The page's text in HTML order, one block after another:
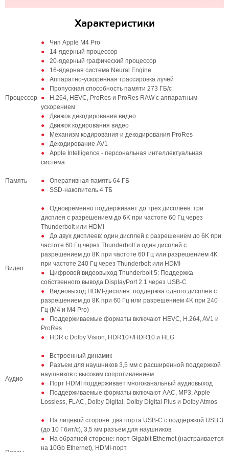
Характеристики
Процессор
Чип Apple M4 Pro
14-ядерный процессор
20-ядерный графический процессор
16‑ядерная система Neural Engine
Аппаратно-ускоренная трассировка лучей
Пропускная способность памяти 273 ГБ/с
H.264, HEVC, ProRes и ProRes RAW с аппаратным
ускорением
Движок декодирования видео
Движок кодирования видео
Механизм кодирования и декодирования ProRes
Декодирование AV1
Apple Intelligence - персональная интеллектуальная
система
Память
Оперативная память 64 ГБ
SSD‑накопитель 4 ТБ
Видео
Одновременно поддерживает до трех дисплеев: три
дисплея с разрешением до 6K при частоте 60 Гц через
Thunderbolt или HDMI
До двух дисплеев: один дисплей с разрешением до 6K при
частоте 60 Гц через Thunderbolt и один дисплей с
разрешением до 8K при частоте 60 Гц или разрешением 4K
при частоте 240 Гц через Thunderbolt или HDMI
Цифровой видеовыход Thunderbolt 5: Поддержка
собственного вывода DisplayPort 2.1 через USB‑C
Видеовыход HDMI-дисплея: поддержка одного дисплея с
разрешением до 8K при 60 Гц или разрешением 4K при 240
Гц (M4 и M4 Pro)
Поддерживаемые форматы включают HEVC, H.264, AV1 и
ProRes
HDR с Dolby Vision, HDR10+/HDR10 и HLG
Аудио
Встроенный динамик
Разъем для наушников 3,5 мм с расширенной поддержкой
наушников с высоким сопротивлением
Порт HDMI поддерживает многоканальный аудиовыход
Поддерживаемые форматы включают AAC, MP3, Apple
Lossless, FLAC, Dolby Digital, Dolby Digital Plus и Dolby Atmos
На лицевой стороне: два порта USB-C с поддержкой USB 3
(до 10 Гбит/с), 3,5 мм разъем для наушников
На обратной стороне: порт Gigabit Ethernet (настраивается
на 10Gb Ethernet), HDMI-порт